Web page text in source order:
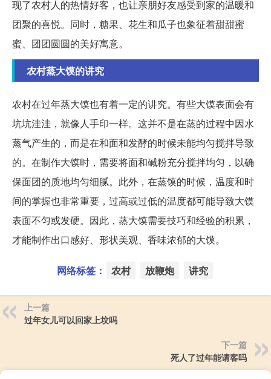
现了农村人的热情好客，也让亲朋好友感受到家的温暖和
团聚的喜悦。同时，糖果、花生和瓜子也象征着甜甜蜜
蜜、团团圆圆的美好寓意。
农村蒸大馍的讲究
农村在过年蒸大馍也有着一定的讲究。有些大馍表面会有
坑坑洼洼，就像人手印一样。这并不是在蒸的过程中因水
蒸气产生的，而是在和面和发酵的时候未能均匀搅拌导致
的。在制作大馍时，需要将面和碱粉充分搅拌均匀，以确
保面团的质地均匀细腻。此外，在蒸馍的时候，温度和时
间的掌握也非常重要，过高或过低的温度都可能导致大馍
表面不匀或发硬。因此，蒸大馍需要技巧和经验的积累，
才能制作出口感好、形状美观、香味浓郁的大馍。
网络标签： 农村 放鞭炮 讲究
上一篇
过年女儿可以回家上坟吗
下一篇
死人了过年能请客吗